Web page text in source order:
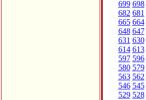
699 698
682 681
665 664
648 647
631 630
614 613
597 596
580 579
563 562
546 545
529 528